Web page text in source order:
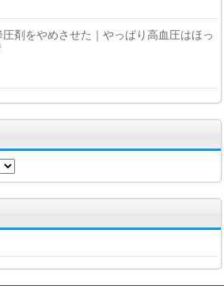
剤をやめさせた｜やっぱり高血圧はほっ